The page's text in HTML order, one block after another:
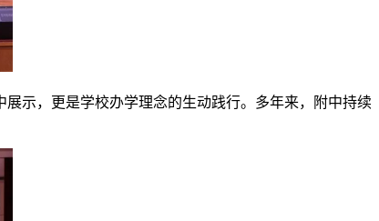
示，更是学校办学理念的生动践行。多年来，附中持续